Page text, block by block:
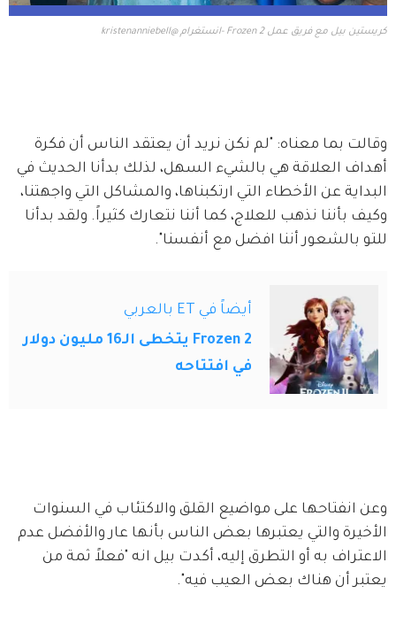
كريستين بيل مع فريق عمل Frozen 2 -انستغرام @kristenanniebell
وقالت بما معناه: "لم نكن نريد أن يعتقد الناس أن فكرة
أهداف العلاقة هي بالشيء السهل، لذلك بدأنا الحديث في
البداية عن الأخطاء التي ارتكبناها، والمشاكل التي واجهتنا،
وكيف بأننا نذهب للعلاج، كما أننا نتعارك كثيراً. ولقد بدأنا
للتو بالشعور أننا افضل مع أنفسنا".
أيضاً في ET بالعربي
Frozen 2 يتخطى الـ16 مليون دولار
في افتتاحه
وعن انفتاحها على مواضيع القلق والاكتئاب في السنوات
الأخيرة والتي يعتبرها بعض الناس بأنها عار والأفضل عدم
الاعتراف به أو التطرق إليه، أكدت بيل انه "فعلاً ثمة من
يعتبر أن هناك بعض العيب فيه".